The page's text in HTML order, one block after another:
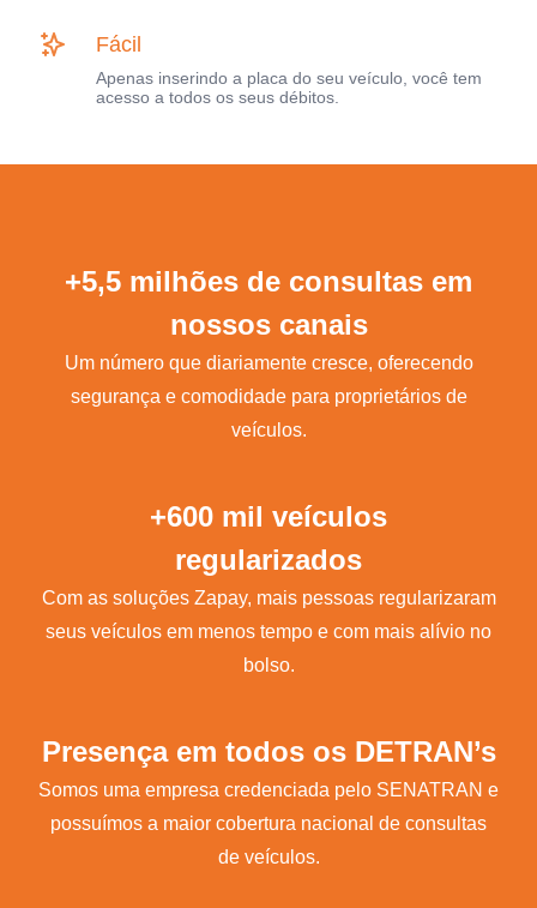
Fácil
Apenas inserindo a placa do seu veículo, você tem
acesso a todos os seus débitos.
+5,5 milhões de consultas em
nossos canais
Um número que diariamente cresce, oferecendo
segurança e comodidade para proprietários de
veículos.
+600 mil veículos
regularizados
Com as soluções Zapay, mais pessoas regularizaram
seus veículos em menos tempo e com mais alívio no
bolso.
Presença em todos os DETRAN’s
Somos uma empresa credenciada pelo SENATRAN e
possuímos a maior cobertura nacional de consultas
de veículos.